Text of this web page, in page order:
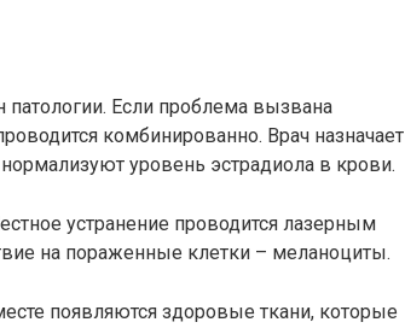
патологии. Если проблема вызвана
комбинированно. Врач назначает
уровень эстрадиола в крови.
устранение проводится лазерным
на пораженные клетки – меланоциты.
появляются здоровые ткани, которые